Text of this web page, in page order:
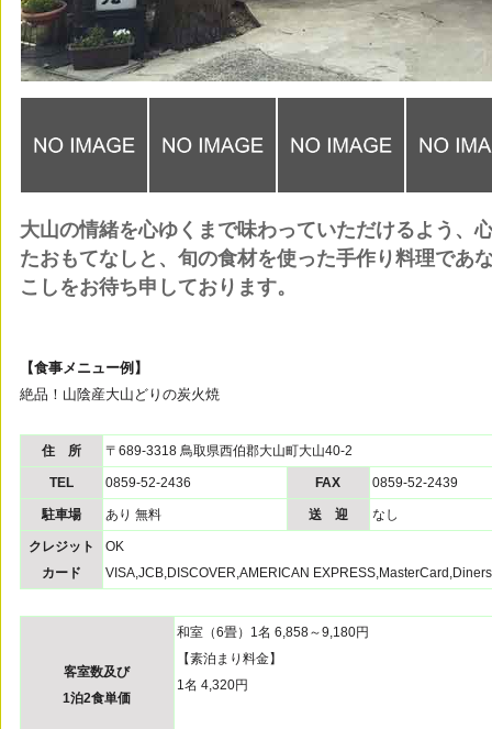
大山の情緒を心ゆくまで味わっていただけるよう、
たおもてなしと、旬の食材を使った手作り料理であ
こしをお待ち申しております。
【食事メニュー例】
絶品！山陰産大山どりの炭火焼
住 所 〒689-3318 鳥取県西伯郡大山町大山40-2
TEL 0859-52-2436 FAX 0859-52-2439
駐車場 あり 無料 送 迎 なし
クレジット
カード
OK
VISA,JCB,DISCOVER,AMERICAN
客室数及び
1泊2食単価
和室（6畳）1名 6,858～9,180円
【素泊まり料金】
1名 4,320円